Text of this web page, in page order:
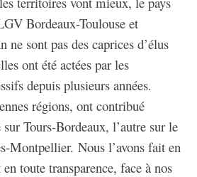
Bordeaux-Toulouse et
sont pas des caprices d’élus
ont été actées par les
depuis plusieurs années.
régions, ont contribué
Tours-Bordeaux, l’autre sur le
Montpellier. Nous l’avons fait en
toute transparence, face à nos